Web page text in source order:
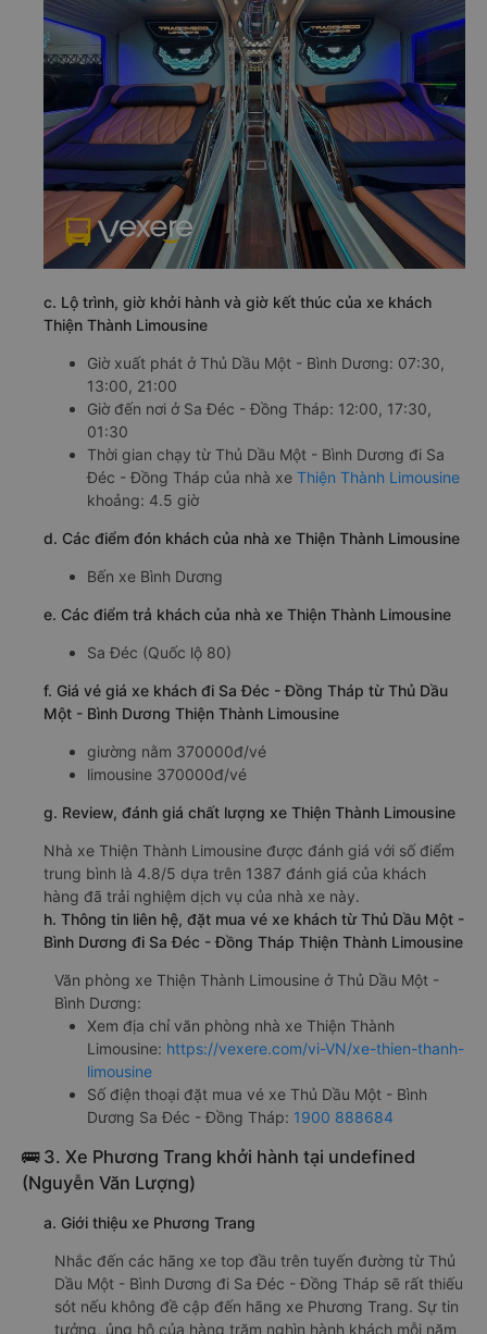
c. Lộ trình, giờ khởi hành và giờ kết thúc của xe khách
Thiện Thành Limousine
Giờ xuất phát ở Thủ Dầu Một - Bình Dương: 07:30,
13:00, 21:00
Giờ đến nơi ở Sa Đéc - Đồng Tháp: 12:00, 17:30,
01:30
Thời gian chạy từ Thủ Dầu Một - Bình Dương đi Sa
Đéc - Đồng Tháp của nhà xe Thiện Thành Limousine
khoảng: 4.5 giờ
d. Các điểm đón khách của nhà xe Thiện Thành Limousine
Bến xe Bình Dương
e. Các điểm trả khách của nhà xe Thiện Thành Limousine
Sa Đéc (Quốc lộ 80)
f. Giá vé giá xe khách đi Sa Đéc - Đồng Tháp từ Thủ Dầu
Một - Bình Dương Thiện Thành Limousine
giường nằm 370000đ/vé
limousine 370000đ/vé
g. Review, đánh giá chất lượng xe Thiện Thành Limousine
Nhà xe Thiện Thành Limousine được đánh giá với số điểm
trung bình là 4.8/5 dựa trên 1387 đánh giá của khách
hàng đã trải nghiệm dịch vụ của nhà xe này.
h. Thông tin liên hệ, đặt mua vé xe khách từ Thủ Dầu Một -
Bình Dương đi Sa Đéc - Đồng Tháp Thiện Thành Limousine
Văn phòng xe Thiện Thành Limousine ở Thủ Dầu Một -
Bình Dương:
Xem địa chỉ văn phòng nhà xe Thiện Thành
Limousine: https://vexere.com/vi-VN/xe-thien-thanh-
limousine
Số điện thoại đặt mua vé xe Thủ Dầu Một - Bình
Dương Sa Đéc - Đồng Tháp: 1900 888684
🚌 3. Xe Phương Trang khởi hành tại undefined
(Nguyễn Văn Lượng)
a. Giới thiệu xe Phương Trang
Nhắc đến các hãng xe top đầu trên tuyến đường từ Thủ
Dầu Một - Bình Dương đi Sa Đéc - Đồng Tháp sẽ rất thiếu
sót nếu không đề cập đến hãng xe Phương Trang. Sự tin
tưởng, ủng hộ của hàng trăm nghìn hành khách mỗi năm